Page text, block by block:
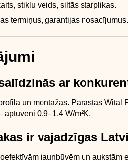
stiklu veids, siltās starplikas.
termiņus, garantijas nosacījumus.
ar
un montāžas. Parastās Wital
0.9–1.4 W/m²K.
ir vajadzīgas
jaunbūvēm un aukstām